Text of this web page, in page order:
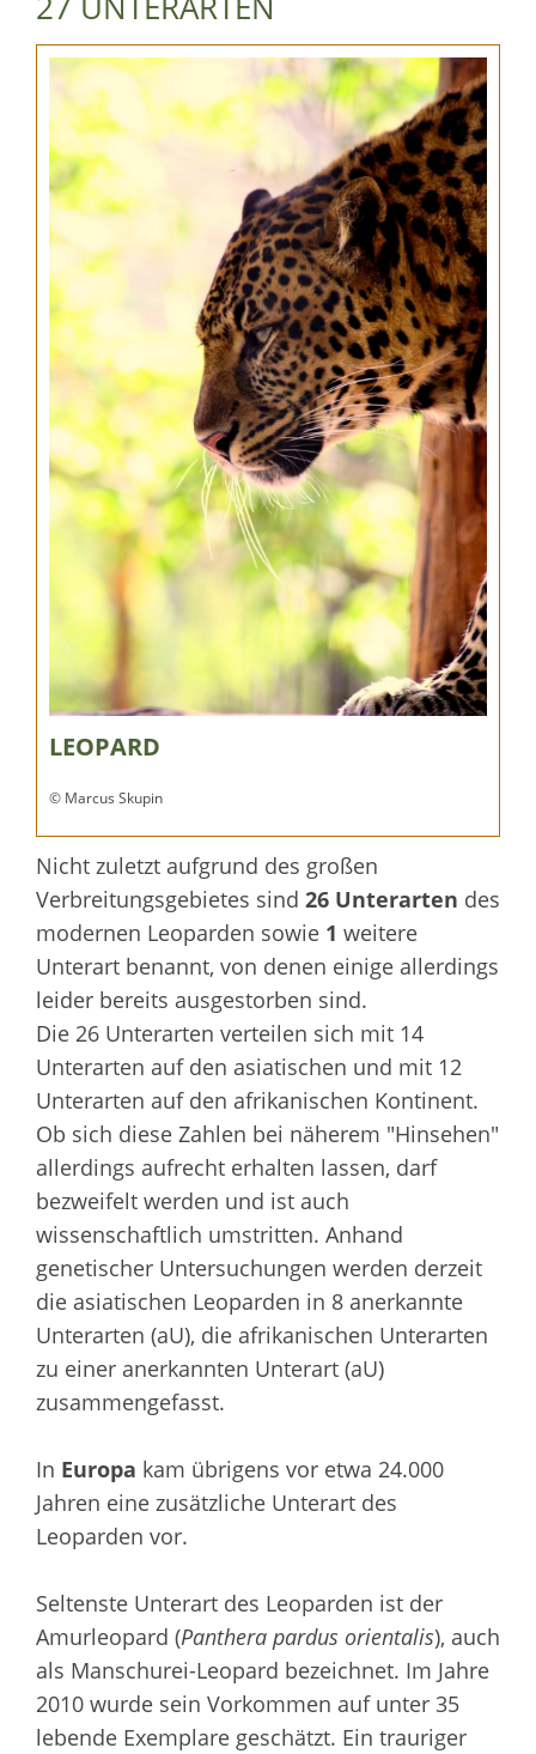
LEOPARD
© Marcus Skupin
Nicht zuletzt aufgrund des großen
Verbreitungsgebietes sind 26 Unterarten des
modernen Leoparden sowie 1 weitere
Unterart benannt, von denen einige allerdings
leider bereits ausgestorben sind.
Die 26 Unterarten verteilen sich mit 14
Unterarten auf den asiatischen und mit 12
Unterarten auf den afrikanischen Kontinent.
Ob sich diese Zahlen bei näherem "Hinsehen"
allerdings aufrecht erhalten lassen, darf
bezweifelt werden und ist auch
wissenschaftlich umstritten. Anhand
genetischer Untersuchungen werden derzeit
die asiatischen Leoparden in 8 anerkannte
Unterarten (aU), die afrikanischen Unterarten
zu einer anerkannten Unterart (aU)
zusammengefasst.
In Europa kam übrigens vor etwa 24.000
Jahren eine zusätzliche Unterart des
Leoparden vor.
Seltenste Unterart des Leoparden ist der
Amurleopard (Panthera pardus orientalis), auch
als Manschurei-Leopard bezeichnet. Im Jahre
2010 wurde sein Vorkommen auf unter 35
lebende Exemplare geschätzt. Ein trauriger